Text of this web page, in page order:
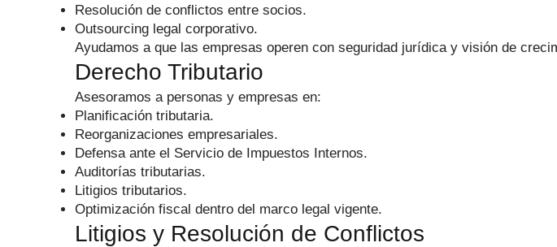
Resolución de conflictos entre socios.
Outsourcing legal corporativo.
Ayudamos a que las empresas operen con seguridad jurídica y visión de
Derecho Tributario
Asesoramos a personas y empresas en:
Planificación tributaria.
Reorganizaciones empresariales.
Defensa ante el Servicio de Impuestos Internos.
Auditorías tributarias.
Litigios tributarios.
Optimización fiscal dentro del marco legal vigente.
Litigios y Resolución de Conflictos